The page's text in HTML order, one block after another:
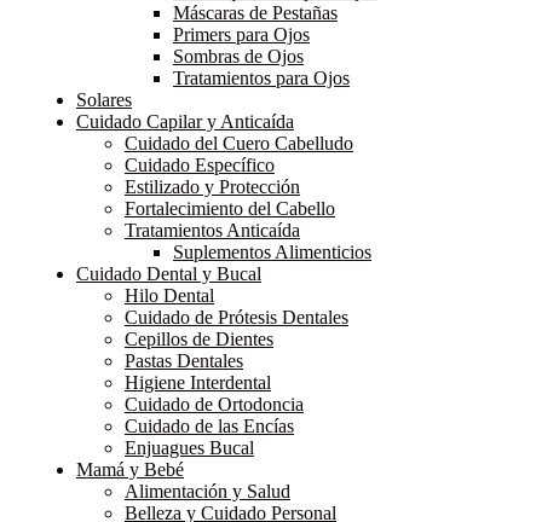
Máscaras de Pestañas
Primers para Ojos
Sombras de Ojos
Tratamientos para Ojos
Solares
Cuidado Capilar y Anticaída
Cuidado del Cuero Cabelludo
Cuidado Específico
Estilizado y Protección
Fortalecimiento del Cabello
Tratamientos Anticaída
Suplementos Alimenticios
Cuidado Dental y Bucal
Hilo Dental
Cuidado de Prótesis Dentales
Cepillos de Dientes
Pastas Dentales
Higiene Interdental
Cuidado de Ortodoncia
Cuidado de las Encías
Enjuagues Bucal
Mamá y Bebé
Alimentación y Salud
Belleza y Cuidado Personal